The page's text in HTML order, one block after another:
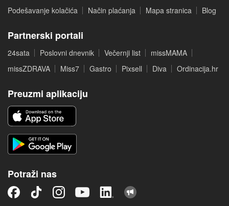
Podešavanje kolačića
Način plaćanja Mapa stranica Blog
Partnerski portali
24sata Poslovni dnevnik Večernji list
missMAMA
missZDRAVA
Miss7 Gastro Pixsell Diva Ordinacija.hr
Preuzmi aplikaciju
Potraži nas